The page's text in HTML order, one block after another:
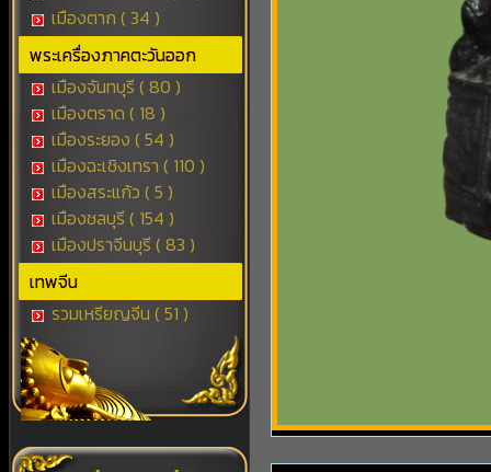
เมืองตาก ( 34 )
พระเครื่องภาคตะวันออก
เมืองจันทบุรี ( 80 )
เมืองตราด ( 18 )
เมืองระยอง ( 54 )
เมืองฉะเชิงเทรา ( 110 )
เมืองสระแก้ว ( 5 )
เมืองชลบุรี ( 154 )
เมืองปราจีนบุรี ( 83 )
เทพจีน
รวมเหรียญจีน ( 51 )